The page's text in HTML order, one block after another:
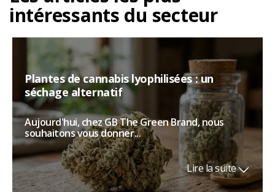
intéressants du secteur
Plantes de cannabis lyophilisées : un
séchage alternatif
Aujourd'hui, chez GB The Green Brand, nous
souhaitons vous donner...
Lire la suite